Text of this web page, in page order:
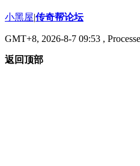
小黑屋|传奇帮论坛
GMT+8, 2026-8-7 09:53 ,
返回顶部